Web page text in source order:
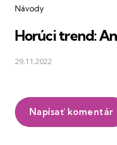
Návody
Horúci trend:
29.11.2022
Napísať komentár